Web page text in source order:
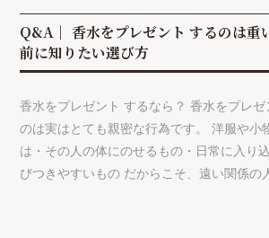
Q&A｜ 香水をプレゼント するのは重
前に知りたい選び方
香水をプレゼント するなら？ 香水をプレゼ
のは実はとても親密な行為です。 洋服や小
は・その人の体にのせるもの・日常に入り
びつきやすいもの だからこそ、遠い関係